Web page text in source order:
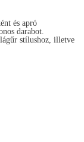
és apró
darabot.
stílushoz, illetve